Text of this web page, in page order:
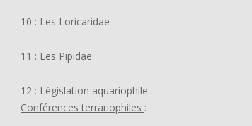
10 : Les Loricaridae
11 : Les Pipidae
12 : Législation aquariophile
Conférences terrariophiles :